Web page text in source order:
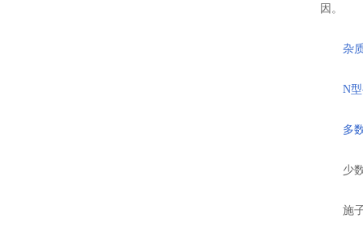
因。
杂
N
多
少数
施子